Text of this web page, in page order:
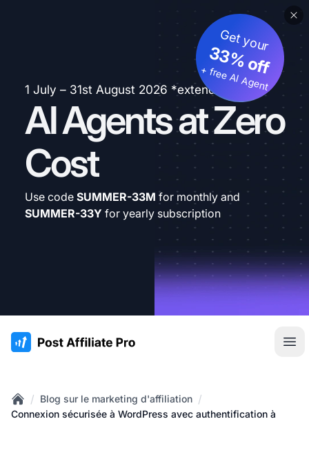
1 July – 31st August 2026 *extended
AI Agents at Zero
Cost
Get your
33% off
+ free AI Agent
Use code SUMMER-33M for monthly and
SUMMER-33Y for yearly subscription
:site.title
Home
/ Blog sur le marketing d'affiliation /
Connexion sécurisée à WordPress avec authentification à